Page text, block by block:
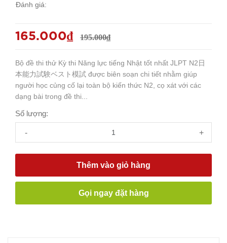
Đánh giá:
165.000₫ 195.000₫
Bộ đề thi thử Kỳ thi Năng lực tiếng Nhật tốt nhất JLPT N2日
本能力試験ベスト模試 được biên soạn chi tiết nhằm giúp
người học củng cố lại toàn bộ kiến thức N2, cọ xát với các
dạng bài trong đề thi...
Số lượng:
- +
Thêm vào giỏ hàng
Gọi ngay đặt hàng